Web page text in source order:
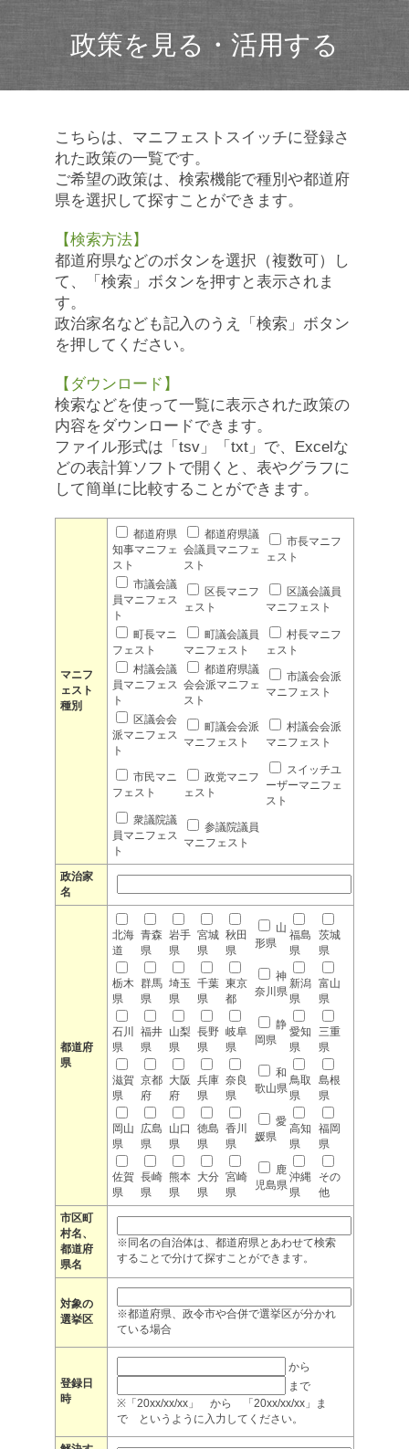
政策を見る・活用する
こちらは、マニフェストスイッチに登録さ
れた政策の一覧です。
ご希望の政策は、検索機能で種別や都道府
県を選択して探すことができます。
【検索方法】
都道府県などのボタンを選択（複数可）し
て、「検索」ボタンを押すと表示されま
す。
政治家名なども記入のうえ「検索」ボタン
を押してください。
【ダウンロード】
検索などを使って一覧に表示された政策の
内容をダウンロードできます。
ファイル形式は「tsv」「txt」で、Excelな
どの表計算ソフトで開くと、表やグラフに
して簡単に比較することができます。
マニフ
ェスト
種別
都道府県
知事マニフェ
スト
都道府県議
会議員マニフェ
スト
市長マニフ
ェスト
市議会議
員マニフェス
ト
区長マニフ
ェスト
区議会議員
マニフェスト
町長マニ
フェスト
町議会議員
マニフェスト
村長マニフ
ェスト
村議会議
員マニフェス
ト
都道府県議
会会派マニフェ
スト
市議会会派
マニフェスト
区議会会
派マニフェス
ト
町議会会派
マニフェスト
村議会会派
マニフェスト
市民マニ
フェスト
政党マニフ
ェスト
スイッチユ
ーザーマニフェ
スト
衆議院議
員マニフェス
ト
参議院議員
マニフェスト
政治家
名
都道府
県
北海
道
青森
県
岩手
県
宮城
県
秋田
県
山
形県
福島
県
茨城
県
栃木
県
群馬
県
埼玉
県
千葉
県
東京
都
神
奈川県
新潟
県
富山
県
石川
県
福井
県
山梨
県
長野
県
岐阜
県
静
岡県
愛知
県
三重
県
滋賀
県
京都
府
大阪
府
兵庫
県
奈良
県
和
歌山県
鳥取
県
島根
県
岡山
県
広島
県
山口
県
徳島
県
香川
県
愛
媛県
高知
県
福岡
県
佐賀
県
長崎
県
熊本
県
大分
県
宮崎
県
鹿
児島県
沖縄
県
その
他
市区町
村名、
都道府
県名
※同名の自治体は、都道府県とあわせて検索
することで分けて探すことができます。
対象の
選挙区
※都道府県、政令市や合併で選挙区が分かれ
ている場合
登録日
時
から
まで
※「20xx/xx/xx」 から 「20xx/xx/xx」ま
で というように入力してください。